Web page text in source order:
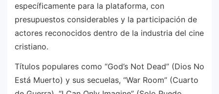
específicamente para la plataforma, con
presupuestos considerables y la participación de
actores reconocidos dentro de la industria del cine
cristiano.
Títulos populares como “God’s Not Dead” (Dios No
Está Muerto) y sus secuelas, “War Room” (Cuarto